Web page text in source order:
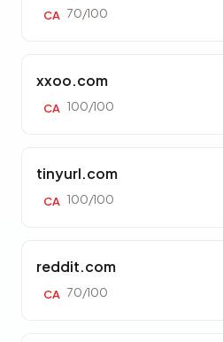
CA 70/100
xxoo.com
CA 100/100
tinyurl.com
CA 100/100
reddit.com
CA 70/100